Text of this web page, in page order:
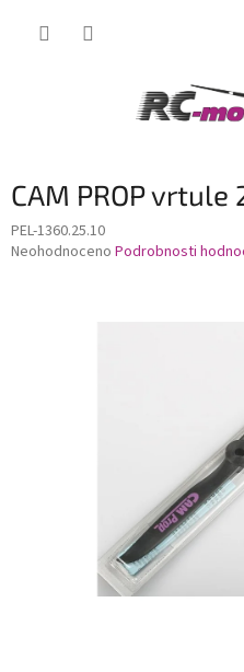
CAM PROP
PEL-1360.25.10
Průměrné
Neohodnoceno Podrobnosti